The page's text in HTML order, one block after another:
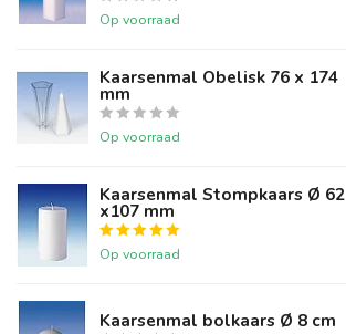
Op voorraad
Kaarsenmal Obelisk 76 x 174
mm
Op voorraad
Kaarsenmal Stompkaars Ø 62
x107 mm
Op voorraad
Kaarsenmal bolkaars Ø 8 cm